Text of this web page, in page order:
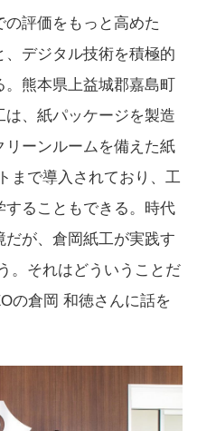
評価をもっと高めた
デジタル技術を積極的
熊本県上益城郡嘉島町
、紙パッケージを製造
ーンルームを備えた紙
まで導入されており、工
ることもできる。時代
が、倉岡紙工が実践す
。それはどういうことだ
の倉岡 和徳さんに話を